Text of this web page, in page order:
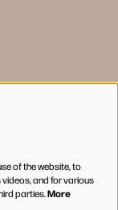
of the website, to
and for various
parties.More